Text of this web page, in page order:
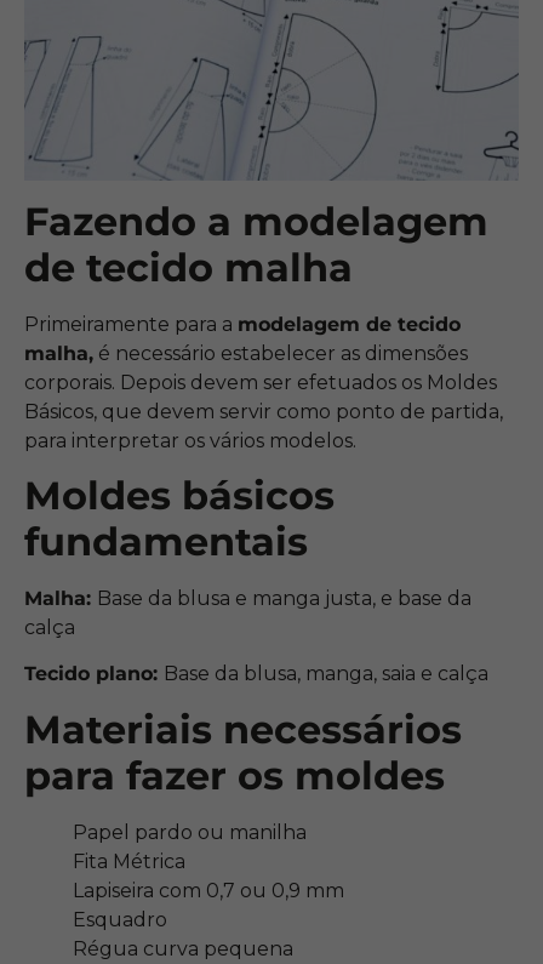
Fazendo a modelagem
de tecido malha
Primeiramente para a modelagem de tecido
malha, é necessário estabelecer as dimensões
corporais. Depois devem ser efetuados os Moldes
Básicos, que devem servir como ponto de partida,
para interpretar os vários modelos.
Moldes básicos
fundamentais
Malha: Base da blusa e manga justa, e base da
calça
Tecido plano: Base da blusa, manga, saia e calça
Materiais necessários
para fazer os moldes
Papel pardo ou manilha
Fita Métrica
Lapiseira com 0,7 ou 0,9 mm
Esquadro
Régua curva pequena